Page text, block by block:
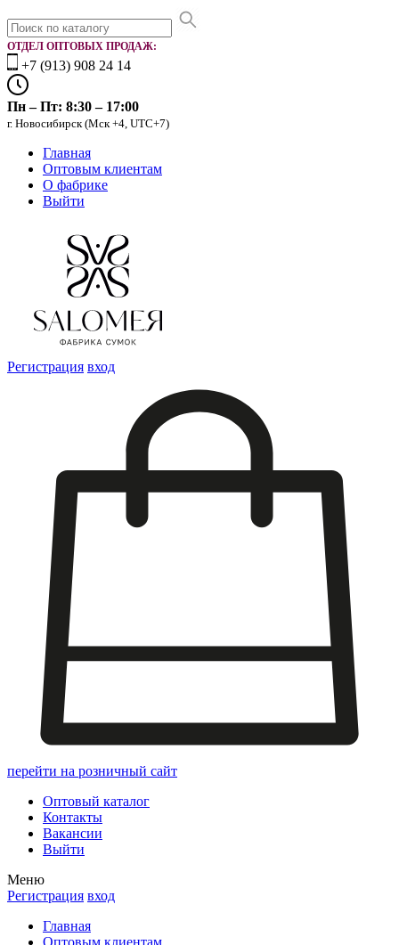
ОТДЕЛ ОПТОВЫХ ПРОДАЖ:
+7 (913) 908 24 14
Пн – Пт: 8:30 – 17:00
г. Новосибирск (Мск +4, UTC+7)
Главная
Оптовым клиентам
О фабрике
Выйти
Регистрация вход
перейти на розничный сайт
Оптовый каталог
Контакты
Вакансии
Выйти
Меню
Регистрация вход
Главная
Оптовым клиентам